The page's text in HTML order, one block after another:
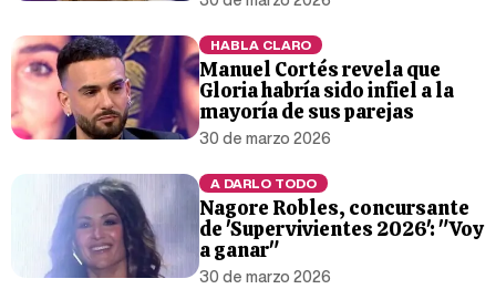
HABLA CLARO
Manuel Cortés revela que
Gloria habría sido infiel a la
mayoría de sus parejas
30 de marzo 2026
A DARLO TODO
Nagore Robles, concursante
de 'Supervivientes 2026': "Voy
a ganar"
30 de marzo 2026